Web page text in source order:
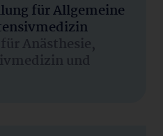
für Allgemeine
Anästhesie,
und